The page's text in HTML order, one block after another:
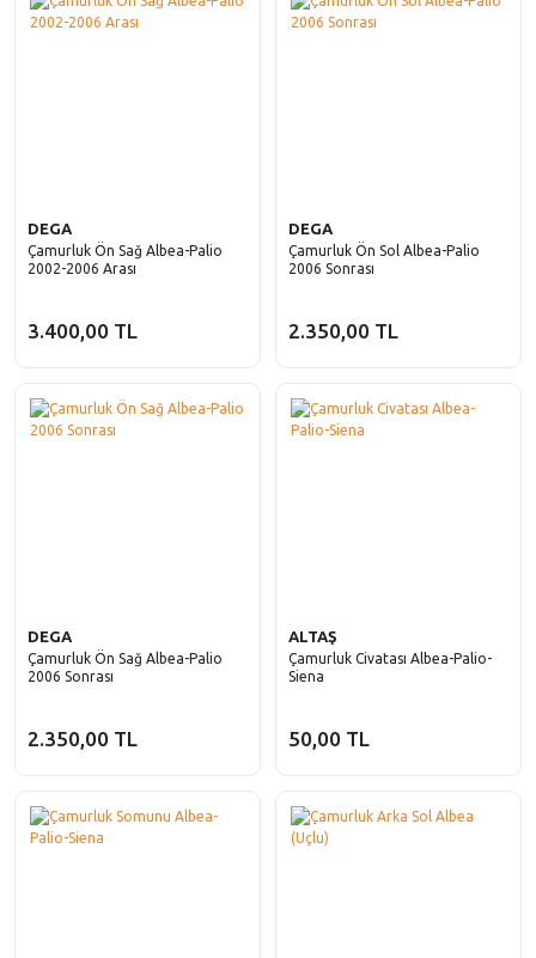
DEGA
Çamurluk Ön Sağ Albea-Palio
2002-2006 Arası
3.400,00 TL
DEGA
Çamurluk Ön Sol Albea-Palio
2006 Sonrası
2.350,00 TL
DEGA
Çamurluk Ön Sağ Albea-Palio
2006 Sonrası
2.350,00 TL
ALTAŞ
Çamurluk Civatası Albea-Palio-
Siena
50,00 TL